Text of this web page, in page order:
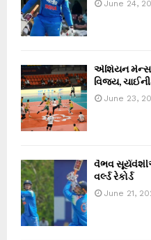
June 24,
એશિયન મેન્સ
વિજય,
June 23,
વૈભવ
વર્લ્ડ રેકોર્ડ
June 21,